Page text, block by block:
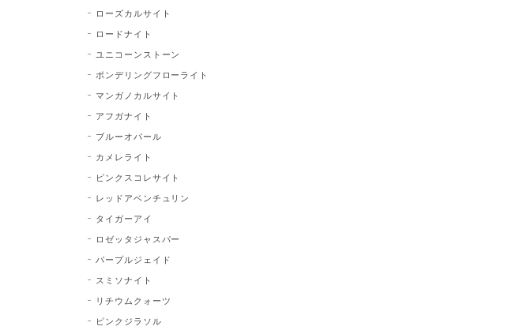
ローズカルサイト
ロードナイト
ユニコーンストーン
ポンデリングフローライト
マンガノカルサイト
アフガナイト
ブルーオパール
カメレライト
ピンクスコレサイト
レッドアベンチュリン
タイガーアイ
ロゼッタジャスパー
パープルジェイド
スミソナイト
リチウムクォーツ
ピンクジラソル